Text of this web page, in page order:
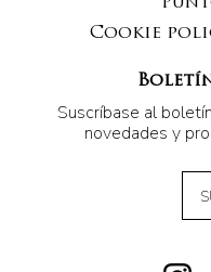
Cookie
Suscríbase al
novedades y